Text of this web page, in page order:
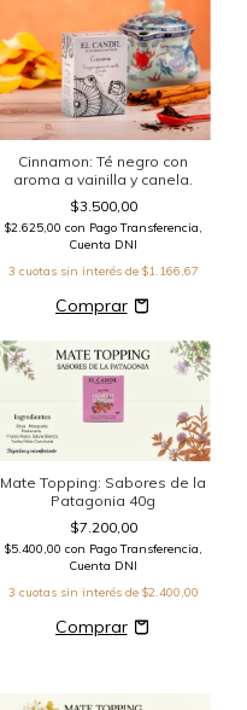
Cinnamon: Té negro con
aroma a vainilla y canela.
$3.500,00
$2.625,00 con Pago Transferencia,
Cuenta DNI
3 cuotas sin interés de $1.166,67
Mate Topping: Sabores de la
Patagonia 40g
$7.200,00
$5.400,00 con Pago Transferencia,
Cuenta DNI
3 cuotas sin interés de $2.400,00